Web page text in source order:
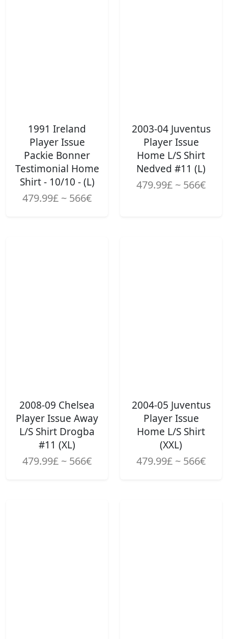
1991 Ireland
Player Issue
Packie Bonner
Testimonial Home
Shirt - 10/10 - (L)
479.99£ ~ 566€
2003-04 Juventus
Player Issue
Home L/S Shirt
Nedved #11 (L)
479.99£ ~ 566€
2008-09 Chelsea
Player Issue Away
L/S Shirt Drogba
#11 (XL)
479.99£ ~ 566€
2004-05 Juventus
Player Issue
Home L/S Shirt
(XXL)
479.99£ ~ 566€